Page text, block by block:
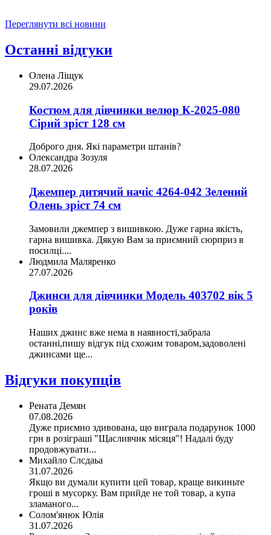
Переглянути всі новини
Останні відгуки
Олена Ліщук
29.07.2026
Костюм для дівчинки велюр К-2025-080
Сірий зріст 128 см
Доброго дня. Які параметри штанів?
Олександра Зозуля
28.07.2026
Джемпер дитячий начіс 4264-042 Зелений
Олень зріст 74 см
Замовили джемпер з вишивкою. Дуже гарна якість,
гарна вишивка. Дякую Вам за приємний сюрприз в
посилці....
Людмила Маляренко
27.07.2026
Джинси для дівчинки Модель 403702 вік 5
років
Наших джинс вже нема в наявності,забрала
останні,пишу відгук під схожим товаром,задоволені
джинсами ще...
Відгуки покупців
Рената Демян
07.08.2026
Дуже приємно здивована, що виграла подарунок 1000
грн в розіграші "Щасливчик місяця"! Надалі буду
продовжувати...
Михайло Слсдаьа
31.07.2026
Якщо ви думали купити цей товар, краще викиньте
гроші в мусорку. Вам прийде не той товар, а купа
зламаного...
Солом'янюк Юлія
31.07.2026